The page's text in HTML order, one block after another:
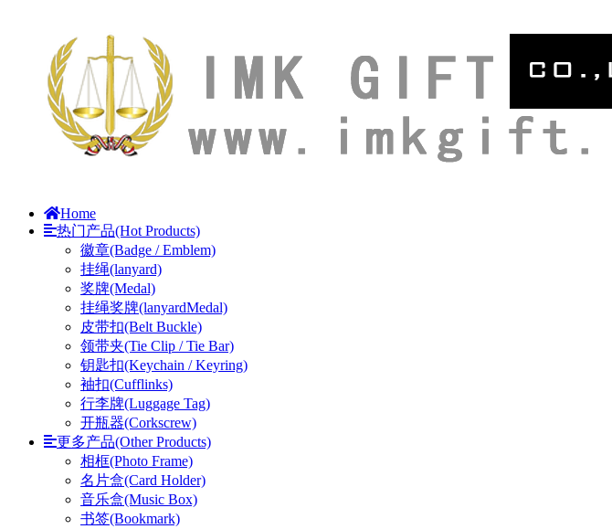
Home
热门产品(Hot Products)
徽章(Badge / Emblem)
挂绳(lanyard)
奖牌(Medal)
挂绳奖牌(lanyardMedal)
皮带扣(Belt Buckle)
领带夹(Tie Clip / Tie Bar)
钥匙扣(Keychain / Keyring)
袖扣(Cufflinks)
行李牌(Luggage Tag)
开瓶器(Corkscrew)
更多产品(Other Products)
相框(Photo Frame)
名片盒(Card Holder)
音乐盒(Music Box)
书签(Bookmark)